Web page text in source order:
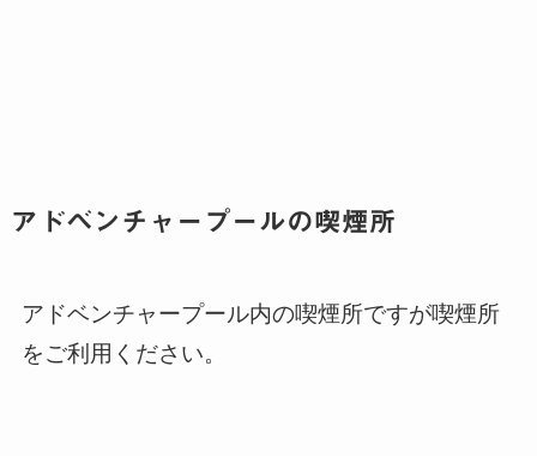
アドベンチャープールの喫煙所
アドベンチャープール内の喫煙所ですが喫煙所
をご利用ください。